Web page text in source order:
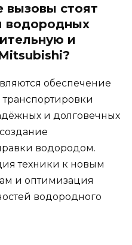
вызовы стоят
водородных
и
обеспечение
и долговечных
водородом.
техники к новым
и оптимизация
водородного